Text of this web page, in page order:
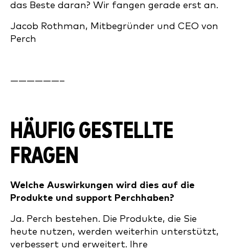
das Beste daran? Wir fangen gerade erst an.
Jacob Rothman, Mitbegründer und CEO von
Perch
——————–
HÄUFIG GESTELLTE
FRAGEN
Welche Auswirkungen wird dies auf die
Produkte und support Perchhaben?
Ja. Perch bestehen. Die Produkte, die Sie
heute nutzen, werden weiterhin unterstützt,
verbessert und erweitert. Ihre